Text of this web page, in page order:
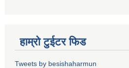
हाम्रो टुईटर फिड
Tweets by besishaharmun